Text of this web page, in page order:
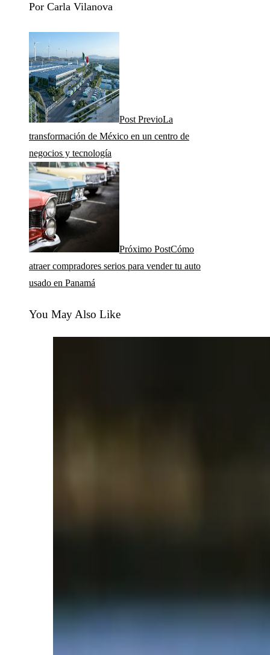
Por Carla Vilanova
Post PrevioLa
transformación de México en un centro de
negocios y tecnología
Próximo PostCómo
atraer compradores serios para vender tu auto
usado en Panamá
You May Also Like